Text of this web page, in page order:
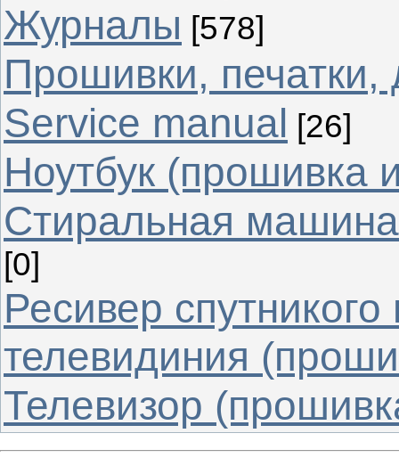
Журналы [578]
Прошивки, печатки,
Service manual [26]
Ноутбук (прошивка
Стиральная
[0]
Ресивер
телевидиния
Телевизор